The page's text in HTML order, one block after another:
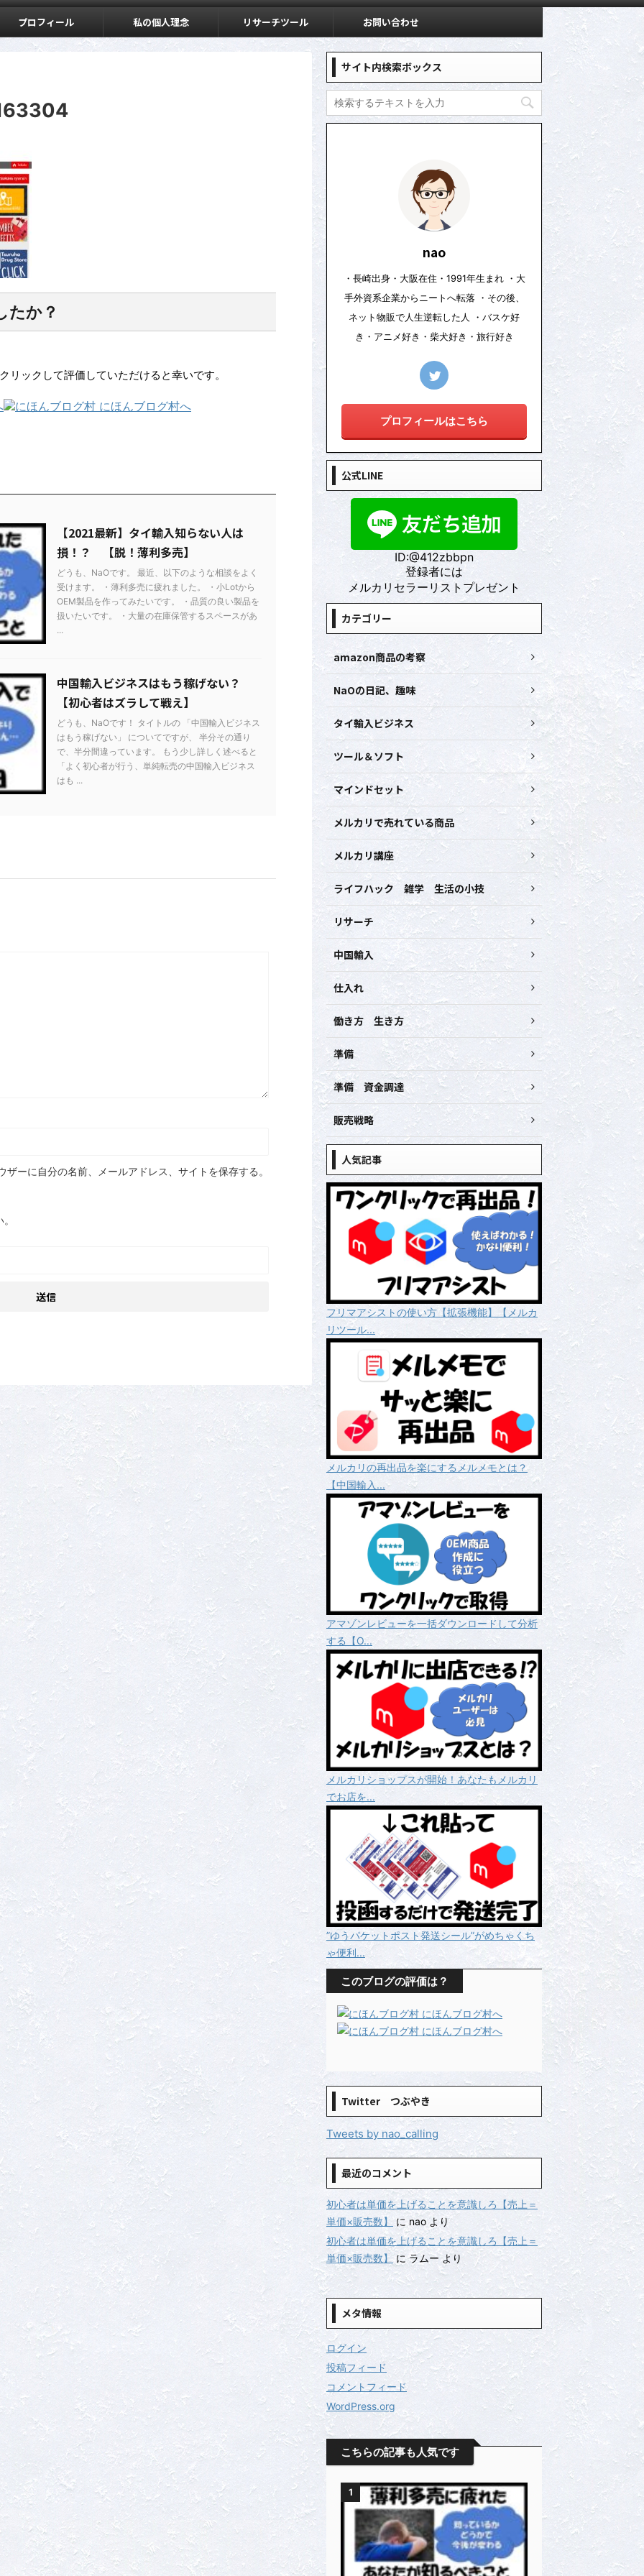
プロフィール 私の個人理念 リサーチツール お問い合わせ
たか？
リックして評価していただけると幸いです。
【2021最新】タイ輸入知らない人は
損！？ 【脱！薄利多売】
どうも、NaOです。 最近、以下のような相談をよく
受けます。 ・薄利多売に疲れました。 ・小Lotから
OEM製品を作ってみたいです。 ・品質の良い製品を
扱いたいです。 ・大量の在庫保管するスペースがあ
...
中国輸入ビジネスはもう稼げない？
【初心者はズラして戦え】
どうも、NaOです！ タイトルの 「中国輸入ビジネス
はもう稼げない」 についてですが、 半分その通り
で、半分間違っています。 もう少し詳しく述べると
「よく初心者が行う、単純転売の中国輸入ビジネス
はも ...
ーに自分の名前、メールアドレス、サイトを保存する。
サイト内検索ボックス
nao
・長崎出身・大阪在住・1991年生まれ ・大
手外資系企業からニートへ転落 ・その後、
ネット物販で人生逆転した人 ・バスケ好
き・アニメ好き・柴犬好き・旅行好き
プロフィールはこちら
公式LINE
ID:@412zbbpn
登録者には
メルカリセラーリストプレゼント
カテゴリー
amazon商品の考察
NaOの日記、趣味
タイ輸入ビジネス
ツール＆ソフト
マインドセット
メルカリで売れている商品
メルカリ講座
ライフハック 雑学 生活の小技
リサーチ
中国輸入
仕入れ
働き方 生き方
準備
準備 資金調達
販売戦略
人気記事
フリマアシストの使い方【拡張機能】【メルカ
リツール...
メルカリの再出品を楽にするメルメモとは？
【中国輸入...
アマゾンレビューを一括ダウンロードして分析
する【O...
メルカリショップスが開始！あなたもメルカリ
でお店を...
”ゆうパケットポスト発送シール”がめちゃくち
ゃ便利...
このブログの評価は？
Twitter つぶやき
Tweets by nao_calling
最近のコメント
初心者は単価を上げることを意識しろ【売上＝
単価×販売数】
に nao より
初心者は単価を上げることを意識しろ【売上＝
単価×販売数】にラムーより
メタ情報
ログイン
投稿フィード
コメントフィード
WordPress.org
こちらの記事も人気です
1